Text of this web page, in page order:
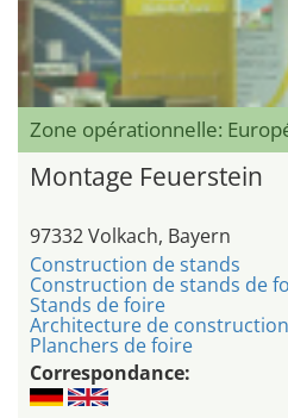
Zone opérationnelle:
Montage Feuerstein
97332 Volkach, Bayern
Construction de stands
Construction de stands de
Stands de foire
Architecture de
Planchers de foire
Correspondance: